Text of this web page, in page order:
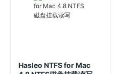
Hasleo NTFS for Mac